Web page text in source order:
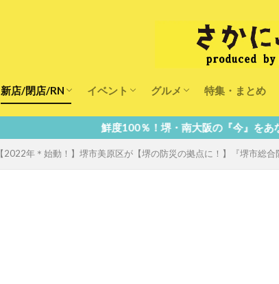
新店/閉店/RN イベント
キッズ
グルメ
ランチ
カフェ
特集・まとめ
鮮度100％！堺・南大阪の『今』をあなたのスマホへ直送！
【2022年＊始動！】堺市美原区が【堺の防災の拠点に！】『堺市総